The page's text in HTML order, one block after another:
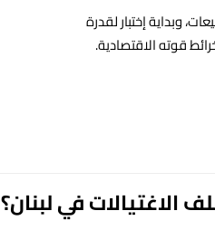
وبداية إختبار لقدرة
قوته الاقتصادية.
الاغتيالات في لبنان؟